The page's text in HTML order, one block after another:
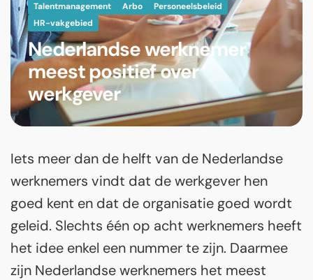
Talentmanagement Arbo
Personeelsbeleid
HR-vakgebied
Nederlandse werknemer
meest positief over
werkgever
Iets meer dan de helft van de Nederlandse
werknemers vindt dat de werkgever hen
goed kent en dat de organisatie goed wordt
geleid. Slechts één op acht werknemers heeft
het idee enkel een nummer te zijn. Daarmee
zijn Nederlandse werknemers het meest